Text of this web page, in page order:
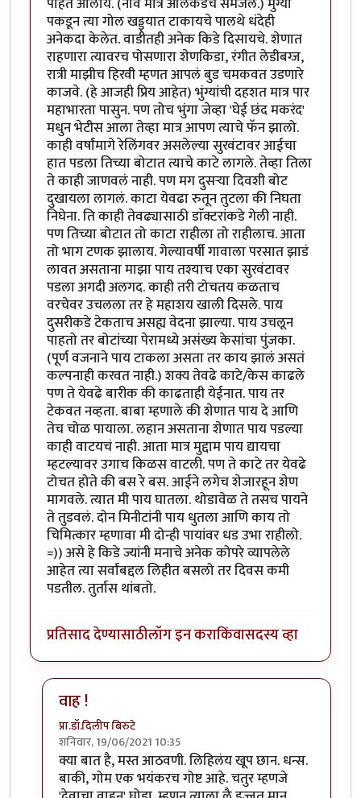
पकडून त्या गोल खड्ड्यात टाकायचे पालथे धंदेही
अनेकदा केलेत. वाडीतही अनेक किडे दिसायचे. शेणात
राहणारा त्यावरच पोसणारा शेणकिडा, रंगीत लेडीबग्ज,
रात्री माझीच हिरवी म्हणत आपलं बुड चमकवत उडणारे
काजवे. (हे आजही प्रिय आहेत) भुंग्यांची दहशत मात्र पार
महाभारता पासुन. पण तोच भुंगा जेव्हा 'घेई छंद मकरंद'
मधुन भेटीस आला तेव्हा मात्र आपण त्याचे फॅन झालो.
काही वर्षांमागे रेलिंगवर असलेल्या सुरवंटावर आईचा
हात पडला तिच्या बोटात त्याचे काटे लागले. तेव्हा तिला
ते काही जाणवलं नाही. पण मग दुसऱ्या दिवशी बोट
दुखायला लागलं. काटा येवढा रुतून तुटला की निघता
निघेना. ति काही तेवढ्यासाठी डाॅक्टरांकडे गेली नाही.
पण तिच्या बोटात तो काटा राहीला तो राहीलाच. आता
तो भाग टणक झालाय. गेल्यावर्षी गावाला परसात झाडं
लावत असताना माझा पाय तश्याच एका सुरवंटावर
पडला अगदी अलगद. काही तरी टोचतय कळताच
वरचेवर उचलला तर हे महाशय खाली दिसले. पाय
दुसरीकडे टेकताच असह्य वेदना झाल्या. पाय उचलून
पाहतो तर बोटांच्या पेरामध्ये असंख्य केसांचा पुंजका.
(पूर्ण वजनाने पाय टाकला असता तर काय झालं असतं
कल्पनाही करवत नाही.) शक्य तेवढे काटे/केस काढले
पण ते येवढे बारीक की काढताही येईनात. पाय तर
टेकवत नव्हता. बाबा म्हणाले की शेणात पाय दे आणि
तेच चोळ पायाला. लहान असताना शेणात पाय पडल्या
काही वाटयचं नाही. आता मात्र मुद्दाम पाय द्यायचा
म्हटल्यावर उगाच किळस वाटली. पण ते काटे तर येवढे
टोचत होते की बस रे बस. आईने लगेच शेजारहून शेण
मागवले. त्यात मी पाय घातला. थोडावेळ ते तसच पायने
ते तुडवलं. दोन मिनीटांनी पाय धुतला आणि काय तो
चिमित्कार म्हणावा मी दोन्ही पायांवर धड उभा राहीलो.
=)) असे हे किडे ज्यांनी मनाचे अनेक कोपरे व्यापलेले
आहेत त्या सर्वांबद्दल लिहीत बसलो तर दिवस कमी
पडतील. तुर्तास थांबतो.
प्रतिसाद देण्यासाठीलॉग इन कराकिंवासदस्य व्हा
वाह !
प्रा.डॉ.दिलीप बिरुटे
शनिवार, 19/06/2021 10:35
In reply toहाॅलिवूडच्या काही अप्रतिमbyगणपा
क्या बात है, मस्त आठवणी. लिहिलंय खूप छान. धन्स.
बाकी, गोम एक भयंकरच गोष्ट आहे. चतुर म्हणजे